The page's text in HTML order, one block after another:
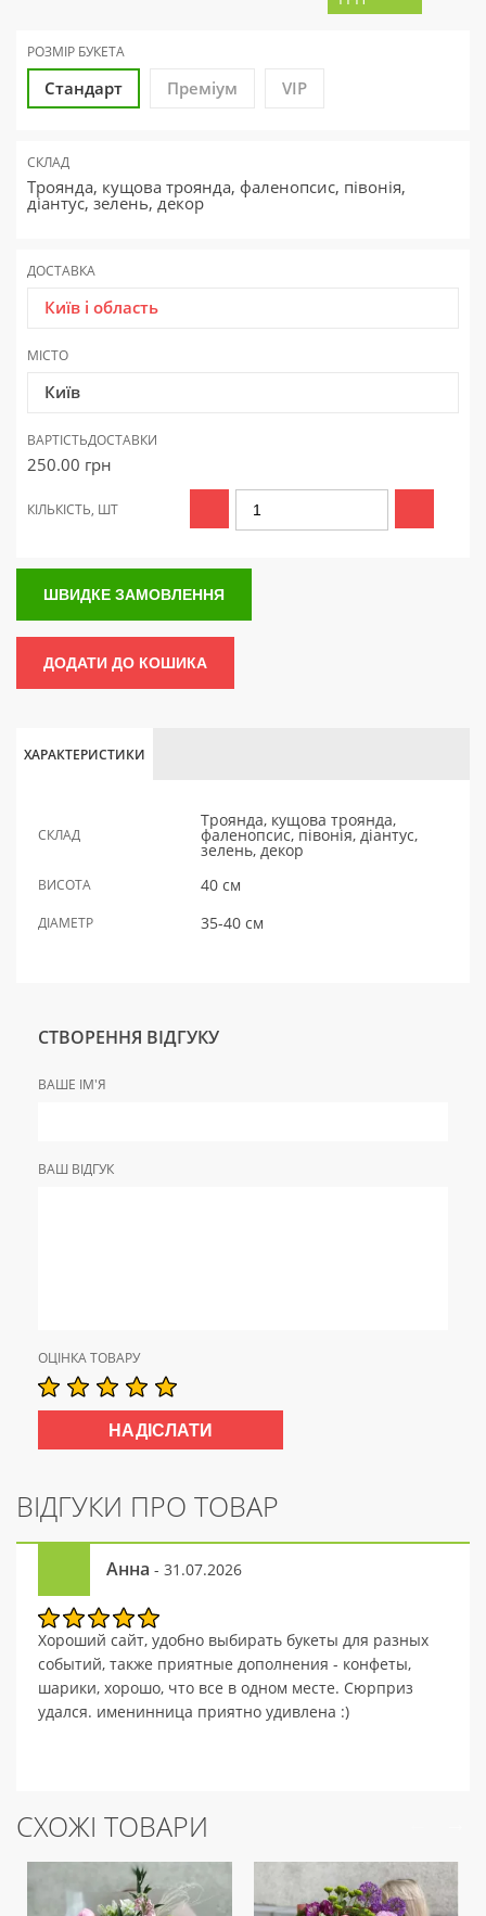
РОЗМІР БУКЕТА
Стандарт Преміум VIP
СКЛАД
Троянда, кущова троянда, фаленопсис, півонія,
діантус, зелень, декор
ДОСТАВКА
Київ і область
МІСТО
Київ
ВАРТІСТЬДОСТАВКИ
250.00 грн
КІЛЬКІСТЬ, ШТ
ШВИДКЕ ЗАМОВЛЕННЯ
ДОДАТИ ДО КОШИКА
ХАРАКТЕРИСТИКИ
СКЛАД
Троянда, кущова троянда,
фаленопсис, півонія, діантус,
зелень, декор
ВИСОТА 40 см
ДІАМЕТР 35-40 см
СТВОРЕННЯ ВІДГУКУ
ВАШЕ ІМ'Я
ВАШ ВІДГУК
ОЦІНКА ТОВАРУ
ВІДГУКИ ПРО ТОВАР
Анна - 31.07.2026
Хороший сайт, удобно выбирать букеты для разных
событий, также приятные дополнения - конфеты,
шарики, хорошо, что все в одном месте. Сюрприз
удался. именинница приятно удивлена :)
СХОЖІ ТОВАРИ